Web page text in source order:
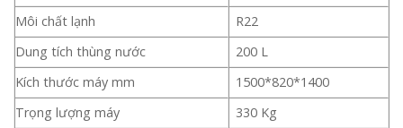
Môi chất lạnh
R22
Dung tích thùng nước
200 L
Kích thước máy mm
1500*820*1400
Trọng lượng máy
330 Kg